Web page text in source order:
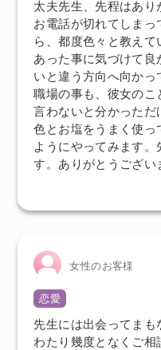
太夫先生、先程はあり
お電話が切れてしま
ら、都度色々と教え
あった事に気づけて
いと違う方向へ向かっ
職場の事も、彼女のこ
言わないと分かっただ
色とお塩をうまく使っ
ようにやってみます
す。ありがとうござい
女性のお客様
恋愛
先生には出会ってま
わたり幾度となくご相